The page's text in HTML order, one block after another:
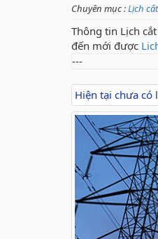
Chuyên mục :Lịch
Thông tin Lịch
đến mới được
---
Hiện tại chưa có